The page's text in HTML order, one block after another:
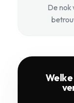
De nok